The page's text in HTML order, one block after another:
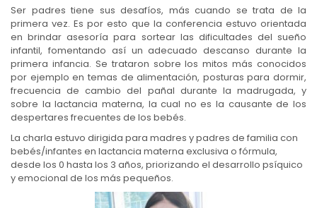
Ser padres tiene sus desafíos, más cuando se trata de la
primera vez. Es por esto que la conferencia estuvo orientada
en brindar asesoría para sortear las dificultades del sueño
infantil, fomentando así un adecuado descanso durante la
primera infancia. Se trataron sobre los mitos más conocidos
por ejemplo en temas de alimentación, posturas para dormir,
frecuencia de cambio del pañal durante la madrugada, y
sobre la lactancia materna, la cual no es la causante de los
despertares frecuentes de los bebés.
La charla estuvo dirigida para madres y padres de familia con
bebés/infantes en lactancia materna exclusiva o fórmula,
desde los 0 hasta los 3 años, priorizando el desarrollo psíquico
y emocional de los más pequeños.